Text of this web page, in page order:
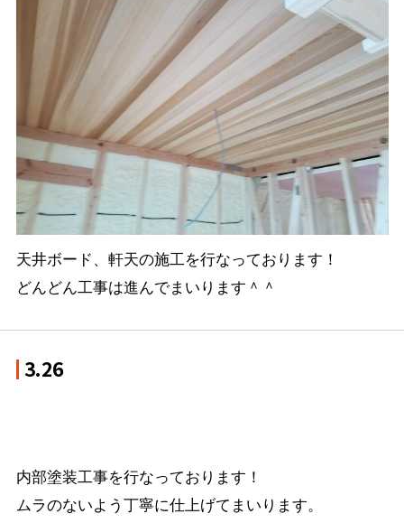
天井ボード、軒天の施工を行なっております！
どんどん工事は進んでまいります＾＾
3.26
内部塗装工事を行なっております！
ムラのないよう丁寧に仕上げてまいります。